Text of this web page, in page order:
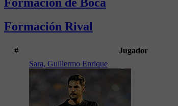
Formación Rival
# Jugador
Sara, Guillermo Enrique